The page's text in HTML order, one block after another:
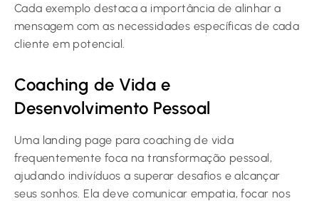
Cada exemplo destaca a importância de alinhar a
mensagem com as necessidades específicas de cada
cliente em potencial.
Coaching de Vida e
Desenvolvimento Pessoal
Uma landing page para coaching de vida
frequentemente foca na transformação pessoal,
ajudando indivíduos a superar desafios e alcançar
seus sonhos. Ela deve comunicar empatia, focar nos